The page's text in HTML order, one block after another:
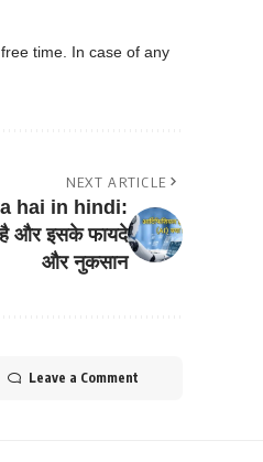
time. In case of any
NEXT ARTICLE
hai in hindi:
है और इसके फायदे
और नुकसान
Leave a Comment